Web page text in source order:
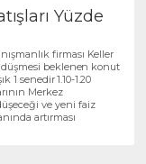
Yüzde
firması Keller
beklenen konut
1 senedir 1.10-1.20
Merkez
ve yeni faiz
artırması